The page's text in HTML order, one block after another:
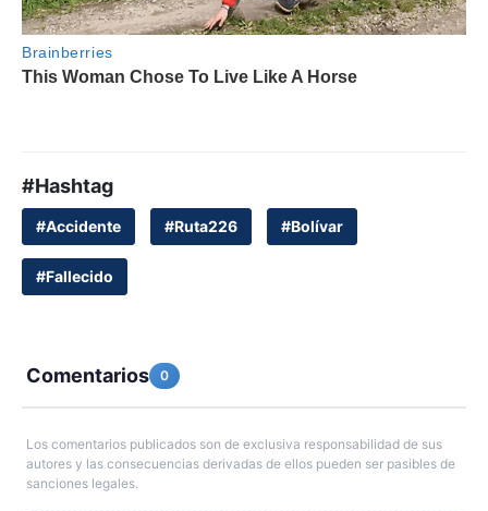
#Hashtag
#Accidente #Ruta226 #Bolívar
#Fallecido
Comentarios 0
Los comentarios publicados son de exclusiva responsabilidad de sus
autores y las consecuencias derivadas de ellos pueden ser pasibles de
sanciones legales.